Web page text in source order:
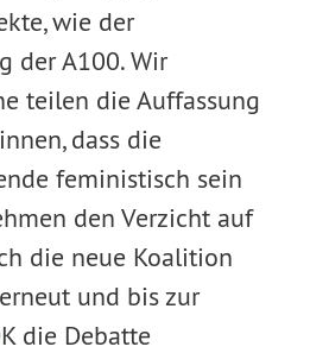
wie der
der A100. Wir
teilen die Auffassung
dass die
feministisch sein
den Verzicht auf
die neue Koalition
und bis zur
die Debatte